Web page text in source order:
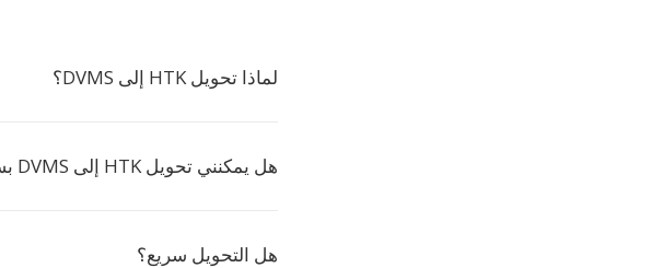
لماذا تحويل HTK إلى DVMS؟
هل يمكنني تحويل HTK إلى DVMS بسهولة؟
هل التحويل سريع؟